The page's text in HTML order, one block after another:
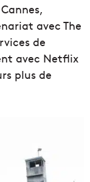
avec The
de
avec Netflix
plus de